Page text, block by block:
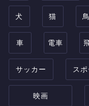
犬 猫 鳥
車 電車
サッカー ス
映画